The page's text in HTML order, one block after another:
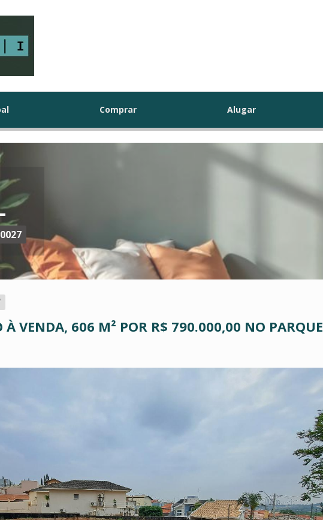
Comprar Alugar
À VENDA, 606 M² POR R$ 790.000,00 NO PARQUE